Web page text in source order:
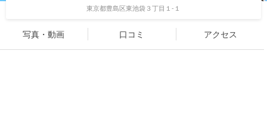
東京都豊島区東池袋３丁目１-１
写真・動画 口コミ アクセス